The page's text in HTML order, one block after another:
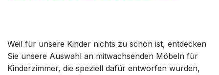
Weil für unsere Kinder nichts zu schön ist, entdecken
Sie unsere Auswahl an mitwachsenden Möbeln für
Kinderzimmer, die speziell dafür entworfen wurden,